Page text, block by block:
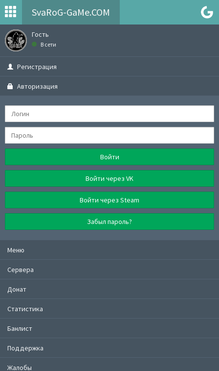
SvaRoG-GaMe.COM
Гость
В сети
Регистрация
Авторизация
Войти
Войти через VK
Войти через Steam
Забыл пароль?
Меню
Сервера
Донат
Статистика
Банлист
Поддержка
Жалобы